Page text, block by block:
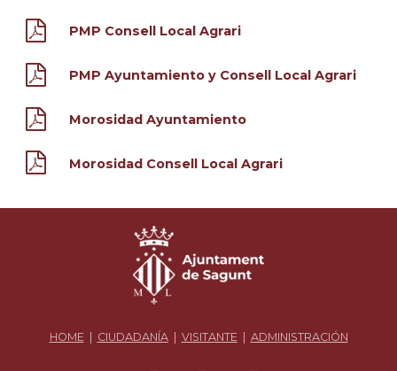
PMP Consell Local Agrari
PMP Ayuntamiento y Consell Local Agrari
Morosidad Ayuntamiento
Morosidad Consell Local Agrari
HOME CIUDADANÍA| VISITANTE ADMINISTRACIÓN